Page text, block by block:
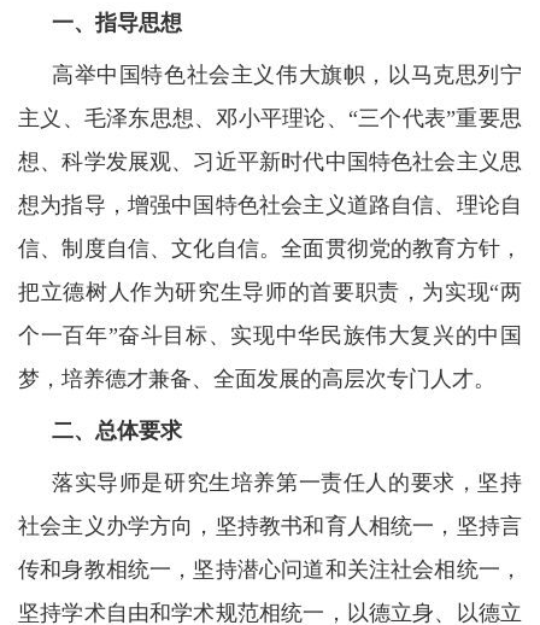
一、指导思想
高举中国特色社会主义伟大旗帜，以马克思列宁
主义、毛泽东思想、邓小平理论、“三个代表”重要思
想、科学发展观、习近平新时代中国特色社会主义思
想为指导，增强中国特色社会主义道路自信、理论自
信、制度自信、文化自信。全面贯彻党的教育方针，
把立德树人作为研究生导师的首要职责，为实现“两
个一百年”奋斗目标、实现中华民族伟大复兴的中国
梦，培养德才兼备、全面发展的高层次专门人才。
二、总体要求
落实导师是研究生培养第一责任人的要求，坚持
社会主义办学方向，坚持教书和育人相统一，坚持言
传和身教相统一，坚持潜心问道和关注社会相统一，
坚持学术自由和学术规范相统一，以德立身、以德立